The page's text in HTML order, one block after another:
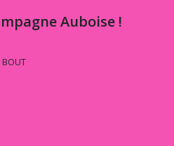
Auboise !
BOUT